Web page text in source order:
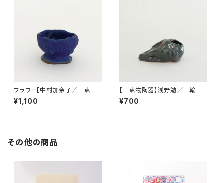
フラワー【中村加奈子／一点物
陶器】
¥1,100
【一点物陶器】浅野勉／一輪挿し
（横シルエット）
¥700
その他の商品